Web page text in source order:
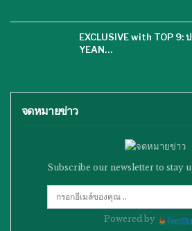
EXCLUSIVE with TOP 9:
YEAN…
จดหมายข่าว
Subscribe our newsletter to stay
Powered by